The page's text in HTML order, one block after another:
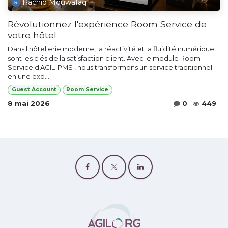
Rachid Mouwafaq
Révolutionnez l'expérience Room Service de
votre hôtel
Dans l'hôtellerie moderne, la réactivité et la fluidité numérique
sont les clés de la satisfaction client. Avec le module Room
Service d'AGIL-PMS , nous transformons un service traditionnel
en une exp...
Guest Account Room Service
8 mai 2026 0 449